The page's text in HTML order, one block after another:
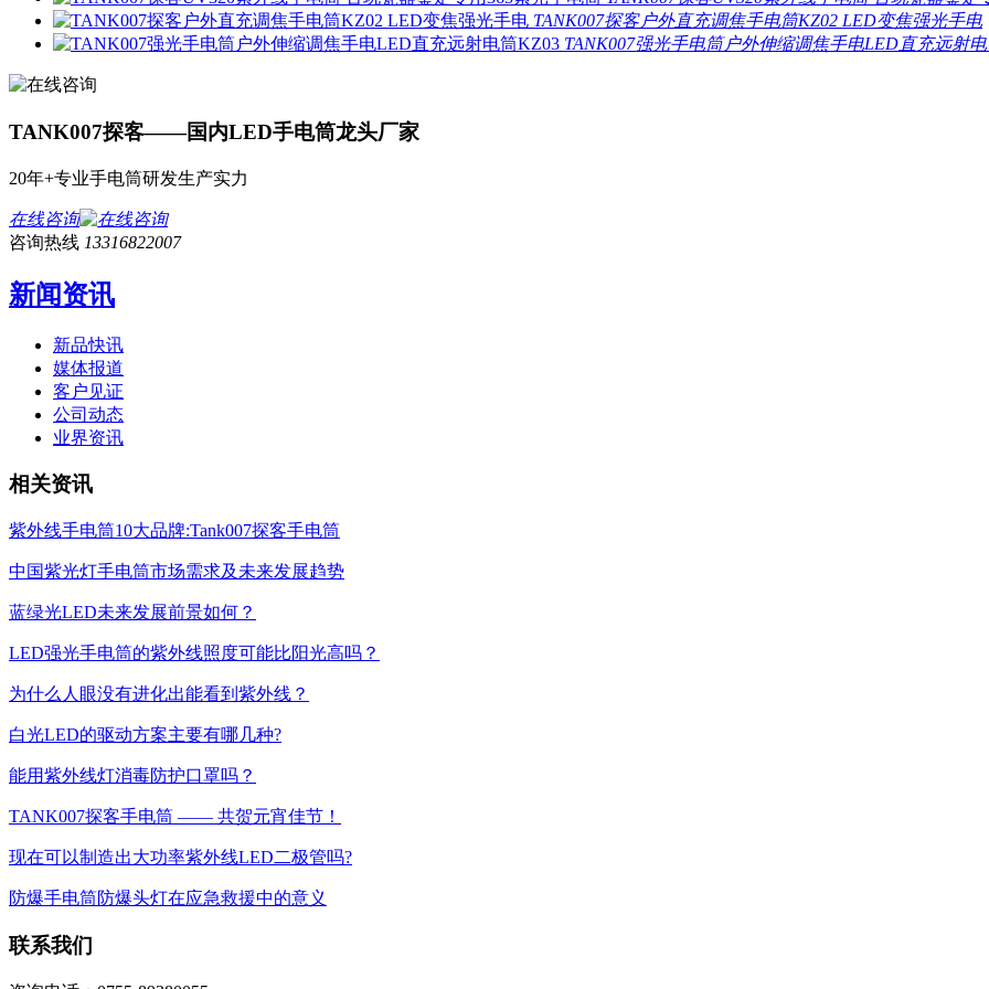
TANK007探客户外直充调焦手电筒KZ02 LED变焦强光手电
TANK007强光手电筒户外伸缩调焦手电LED直充远射
TANK007探客——国内LED手电筒龙头厂家
20年+专业手电筒研发生产实力
在线咨询
咨询热线 13316822007
新闻资讯
新品快讯
媒体报道
客户见证
公司动态
业界资讯
相关资讯
紫外线手电筒10大品牌:Tank007探客手电筒
中国紫光灯手电筒市场需求及未来发展趋势
蓝绿光LED未来发展前景如何？
LED强光手电筒的紫外线照度可能比阳光高吗？
为什么人眼没有进化出能看到紫外线？
白光LED的驱动方案主要有哪几种?
能用紫外线灯消毒防护口罩吗？
TANK007探客手电筒 —— 共贺元宵佳节！
现在可以制造出大功率紫外线LED二极管吗?
防爆手电筒防爆头灯在应急救援中的意义
联系我们